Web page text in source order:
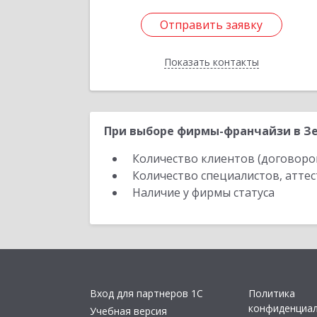
Отправить заявку
Показать контакты
Отправить заявку
Назад
При выборе фирмы-франчайзи в
Количество клиентов
Количество специалистов,
Наличие у фирмы статуса
Вход для партнеров 1С
Учебная версия
Политика